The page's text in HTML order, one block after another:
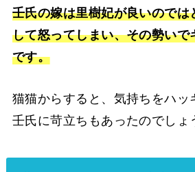
壬氏の嫁は里樹妃が良いのでは
して怒ってしまい、その勢いで
です。
猫猫からすると、気持ちをハッ
壬氏に苛立ちもあったのでしょ